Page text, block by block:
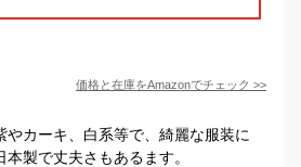
価格と在庫をAmazonでチェック >>
やカーキ、白系等で、綺麗な服装に
製で丈夫さもあるます。